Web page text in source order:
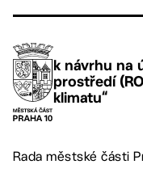
k návrhu na
prostředí
klimatu“
Rada městské části